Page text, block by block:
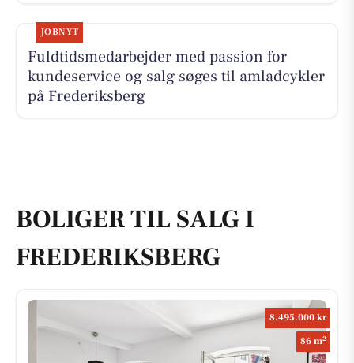
JOBNYT
Fuldtidsmedarbejder med passion for
kundeservice og salg søges til amladcykler
på Frederiksberg
BOLIGER TIL SALG I
FREDERIKSBERG
8.495.000 kr
86 m2